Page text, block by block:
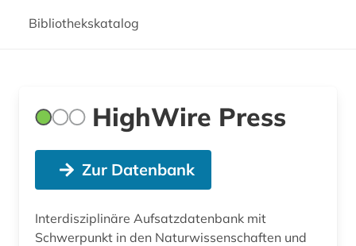
Bibliothekskatalog
HighWire Press
Zur Datenbank
Interdisziplinäre Aufsatzdatenbank mit
Schwerpunkt in den Naturwissenschaften und